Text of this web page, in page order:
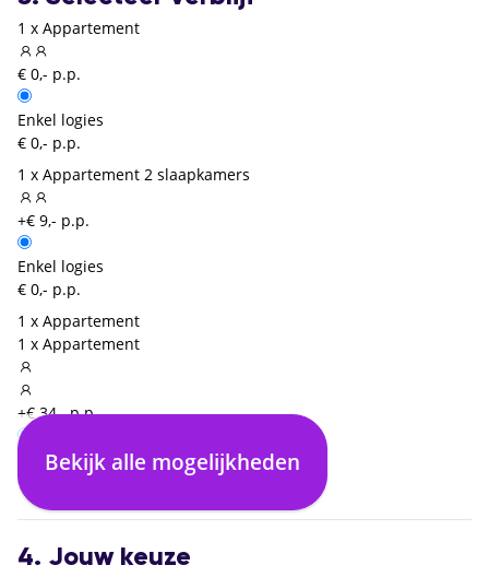
1 x Appartement
€ 0,- p.p.
Enkel logies
€ 0,- p.p.
1 x Appartement 2 slaapkamers
+€ 9,- p.p.
Enkel logies
€ 0,- p.p.
1 x Appartement
1 x Appartement
+€ 34,- p.p.
Enkel logies
€ 0,- p.p.
Bekijk alle mogelijkheden
4. Jouw keuze